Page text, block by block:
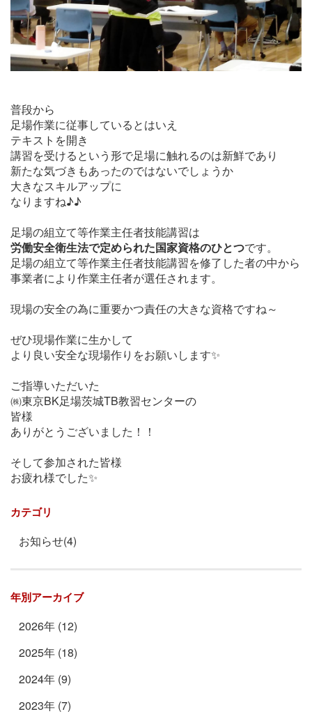
普段から
足場作業に従事しているとはいえ
テキストを開き
講習を受けるという形で足場に触れるのは新鮮であり
新たな気づきもあったのではないでしょうか
大きなスキルアップに
なりますね♪♪
足場の組立て等作業主任者技能講習は
労働安全衛生法で定められた国家資格のひとつです。
足場の組立て等作業主任者技能講習を修了した者の中から
事業者により作業主任者が選任されます。
現場の安全の為に重要かつ責任の大きな資格ですね～
ぜひ現場作業に生かして
より良い安全な現場作りをお願いします✨
ご指導いただいた
㈱東京BK足場茨城TB教習センターの
皆様
ありがとうございました！！
そして参加された皆様
お疲れ様でした✨
カテゴリ
お知らせ(4)
年別アーカイブ
2026年 (12)
2025年 (18)
2024年 (9)
2023年 (7)